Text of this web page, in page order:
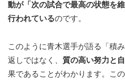
動が「次の試合で最高の状態を
行われているのです。
このように青木選手が語る「積
返しではなく、 質の高い努力と
果であることがわかります。こ